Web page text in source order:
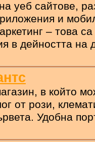
уеб сайтове,
и
– това
в дейността на
в който
от рози,
Удобна